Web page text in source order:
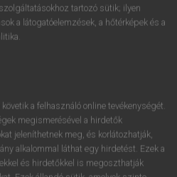
tartozó sütik; ilyen
a látogatóelemzések, a hőtérképek és a
a felhasználó online tevékenységét.
megismerésével a hirdetők
jeleníthetnek meg, és korlátozhatják,
alkalommal láthat egy hirdetést. Ezek a
és hirdetőkkel is megoszthatják